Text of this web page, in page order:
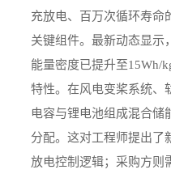
充放电、百万次循环寿命
关键组件。最新动态显示
能量密度已提升至15Wh/
特性。在风电变桨系统、
电容与锂电池组成混合储
分配。这对工程师提出了
放电控制逻辑；采购方则